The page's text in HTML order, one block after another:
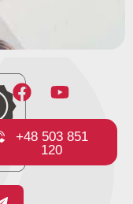
+48 503 851
120